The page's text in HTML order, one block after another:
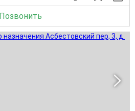
Позвонить